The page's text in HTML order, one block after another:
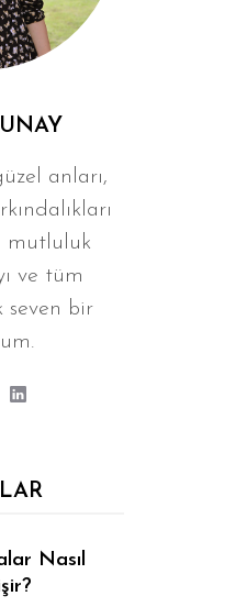
anları,
mutluluk
ve tüm
seven bir
Nasıl